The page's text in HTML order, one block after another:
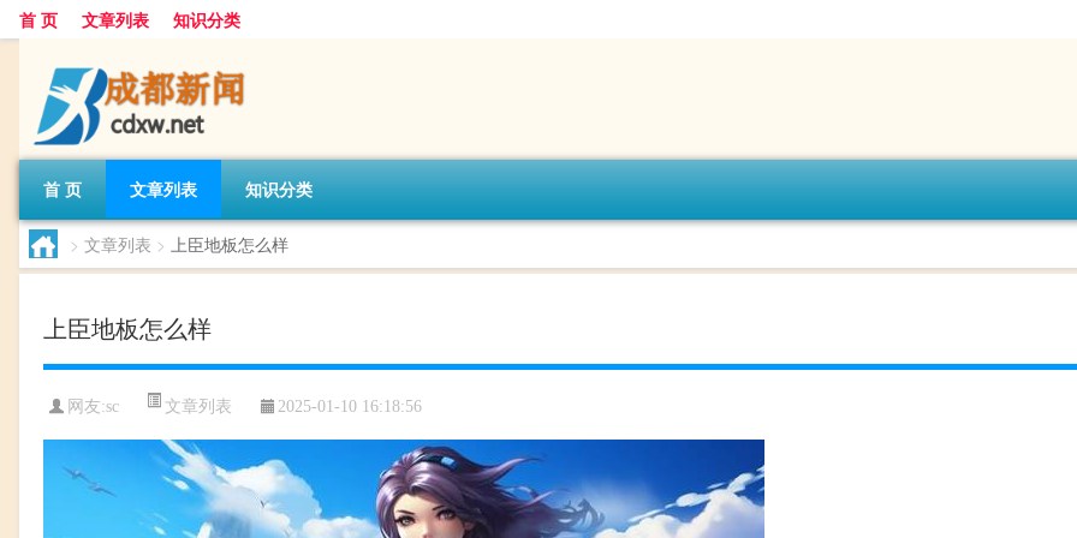
首 页 文章列表 知识分类
首 页 文章列表 知识分类
> 文章列表 > 上臣地板怎么样
上臣地板怎么样
网友:sc 文章列表 2025-01-10 16:18:56